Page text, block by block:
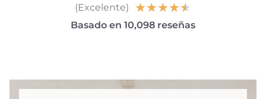
(Excelente) ★★★★★
Basado en 10,098 reseñas